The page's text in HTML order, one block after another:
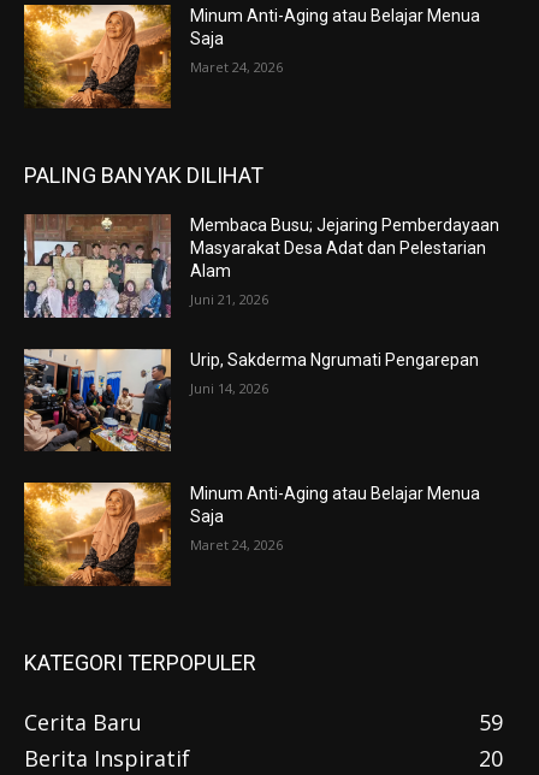
Minum Anti-Aging atau Belajar Menua
Saja
Maret 24, 2026
PALING BANYAK DILIHAT
Membaca Busu; Jejaring Pemberdayaan
Masyarakat Desa Adat dan Pelestarian
Alam
Juni 21, 2026
Urip, Sakderma Ngrumati Pengarepan
Juni 14, 2026
Minum Anti-Aging atau Belajar Menua
Saja
Maret 24, 2026
KATEGORI TERPOPULER
Cerita Baru
59
Berita Inspiratif
20